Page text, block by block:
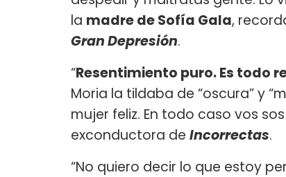
la madre de Sofía Gala,
Gran Depresión.
“Resentimiento puro. Es todo
Moria la tildaba de “oscura” y
mujer feliz. En todo caso vos
exconductora de Incorrectas.
“No quiero decir lo que estoy